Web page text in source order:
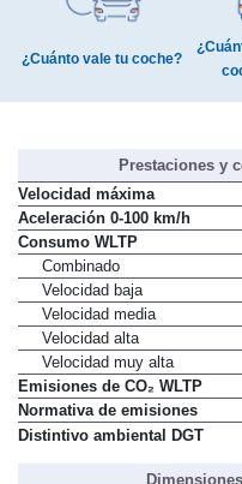
¿Cuánto vale tu coche?
Prestaciones y
Velocidad máxima
Aceleración 0-100 km/h
Consumo WLTP
Combinado
Velocidad baja
Velocidad media
Velocidad alta
Velocidad muy alta
Emisiones de CO₂ WLTP
Normativa de emisiones
Distintivo ambiental DGT